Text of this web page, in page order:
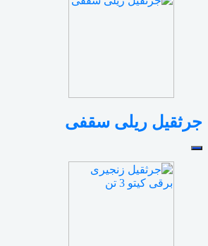
جرثقیل ریلی سقفی